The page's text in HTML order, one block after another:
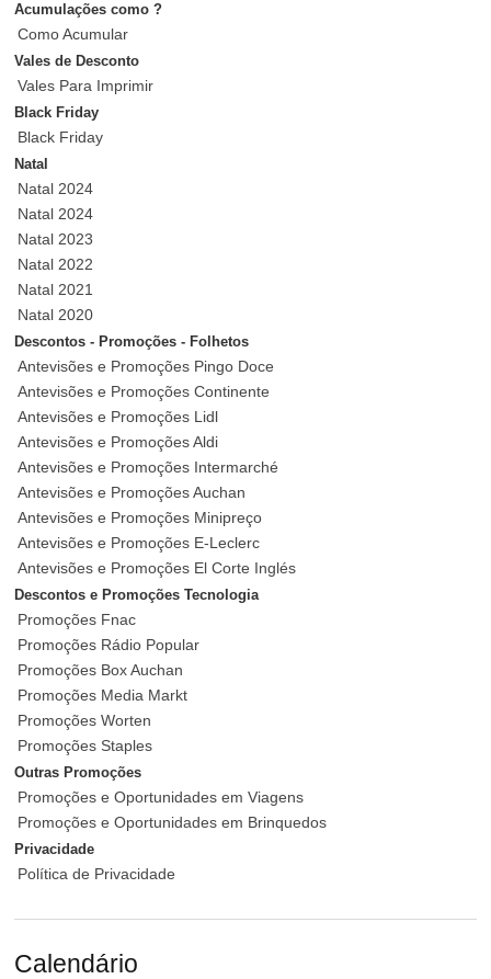
Acumulações como ?
Como Acumular
Vales de Desconto
Vales Para Imprimir
Black Friday
Black Friday
Natal
Natal 2024
Natal 2024
Natal 2023
Natal 2022
Natal 2021
Natal 2020
Descontos - Promoções - Folhetos
Antevisões e Promoções Pingo Doce
Antevisões e Promoções Continente
Antevisões e Promoções Lidl
Antevisões e Promoções Aldi
Antevisões e Promoções Intermarché
Antevisões e Promoções Auchan
Antevisões e Promoções Minipreço
Antevisões e Promoções E-Leclerc
Antevisões e Promoções El Corte Inglés
Descontos e Promoções Tecnologia
Promoções Fnac
Promoções Rádio Popular
Promoções Box Auchan
Promoções Media Markt
Promoções Worten
Promoções Staples
Outras Promoções
Promoções e Oportunidades em Viagens
Promoções e Oportunidades em Brinquedos
Privacidade
Política de Privacidade
Calendário